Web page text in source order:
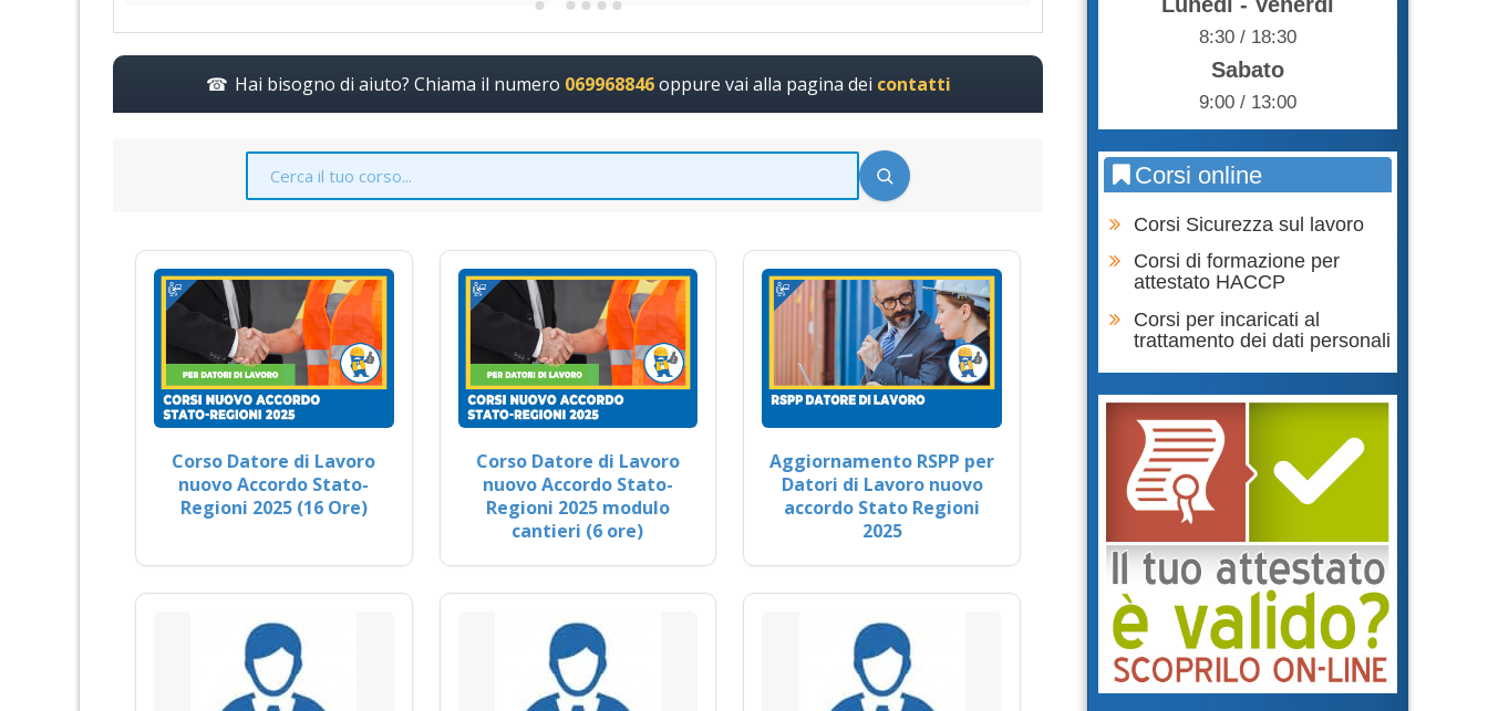
Hai bisogno di aiuto? Chiama il numero 069968846oppure vai alla pagina dei contatti
Corso Datore di Lavoro
nuovo Accordo Stato-
Regioni 2025 (16 Ore)
Corso Datore di Lavoro
nuovo Accordo Stato-
Regioni 2025 modulo
cantieri (6 ore)
Aggiornamento RSPP per
Datori di Lavoro nuovo
accordo Stato Regioni
2025
8:30 / 18:30
Sabato
9:00 / 13:00
Corsi online
Corsi Sicurezza sul lavoro
Corsi di formazione per
attestato HACCP
Corsi per incaricati al
trattamento dei dati personali